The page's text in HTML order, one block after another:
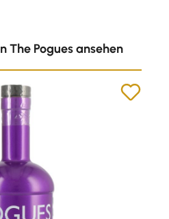
The Pogues ansehen